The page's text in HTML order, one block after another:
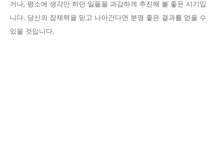
거나, 평소에 생각만 하던 일들을 과감하게 추진해 볼 좋은 시기입
니다. 당신의 잠재력을 믿고 나아간다면 분명 좋은 결과를 얻을 수
있을 것입니다.